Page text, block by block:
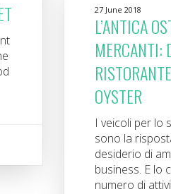
27 June 2018
L’ANTICA
MERCANTI:
OYSTER
I veicoli per lo
sono la
desiderio di
business. E lo
numero di